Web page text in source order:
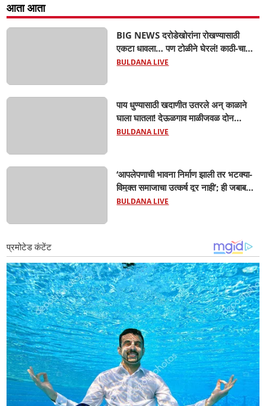
आता आता
BIG NEWS दरोडेखोरांना रोखण्यासाठी
एकटा धावला… पण टोळीने घेरलं! काठी-चाकूचे
सपासप वार; ५२ वर्षीय शेतकऱ्याचा दुर्दैवी अंत!
BULDANA LIVE
पाय धुण्यासाठी खदाणीत उतरले अन् काळाने
घाला घातला! देऊळगाव माळीजवळ दोन
चिमुकल्यांचा बुडून दुर्दैवी मृत्यू; कोराडी प्रकल्प
BULDANA LIVE
‘आपलेपणाची भावना निर्माण झाली तर भटक्या-
विमुक्त समाजाचा उत्कर्ष दूर नाही’; ही जबाबदारी
केवळ सरकारची नाही,आपल्या सर्वांची !
BULDANA LIVE